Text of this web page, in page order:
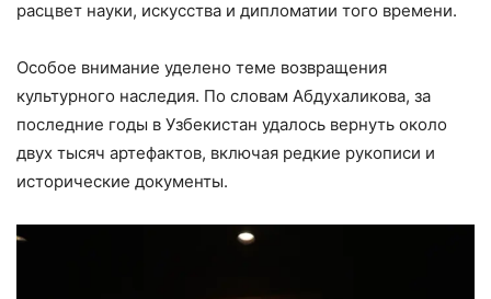
расцвет науки, искусства и дипломатии того времени.
Особое внимание уделено теме возвращения
культурного наследия. По словам Абдухаликова, за
последние годы в Узбекистан удалось вернуть около
двух тысяч артефактов, включая редкие рукописи и
исторические документы.